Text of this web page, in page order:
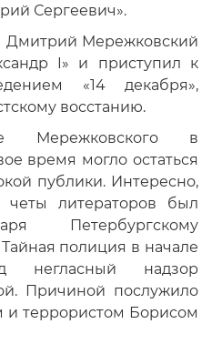
Сергеевич».
Мережковский
I» и приступил к
«14 декабря»,
восстанию.
Мережковского в
время могло остаться
публики. Интересно,
литераторов был
Петербургскому
полиция в начале
негласный надзор
Причиной послужило
и террористом Борисом